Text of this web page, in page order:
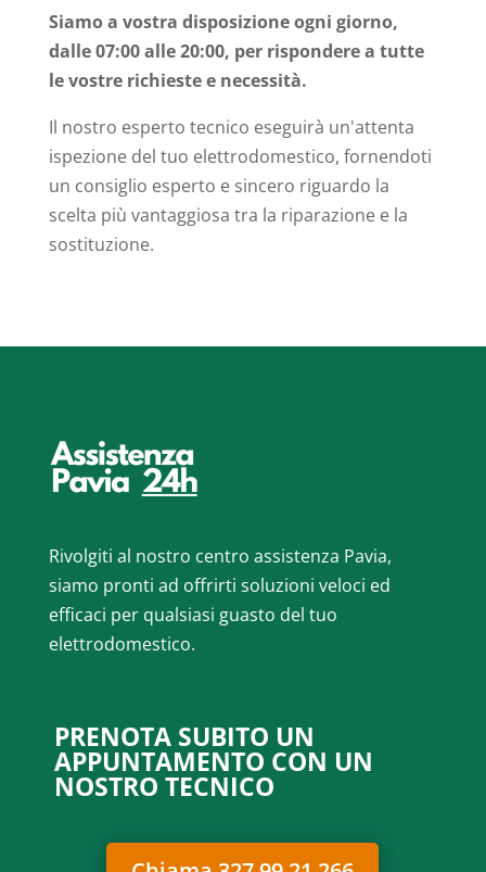
Siamo a vostra disposizione ogni giorno,
dalle 07:00 alle 20:00, per rispondere a tutte
le vostre richieste e necessità.
Il nostro esperto tecnico eseguirà un'attenta
ispezione del tuo elettrodomestico, fornendoti
un consiglio esperto e sincero riguardo la
scelta più vantaggiosa tra la riparazione e la
sostituzione.
Rivolgiti al nostro centro assistenza Pavia,
siamo pronti ad offrirti soluzioni veloci ed
efficaci per qualsiasi guasto del tuo
elettrodomestico.
PRENOTA SUBITO UN
APPUNTAMENTO CON UN
NOSTRO TECNICO